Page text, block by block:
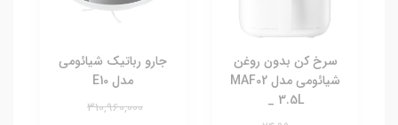
سرخ کن بدون روغن
شیائومی مدل MAF02
_ 3.5L
جارو رباتیک شیائومی
مدل E10
310,960,000